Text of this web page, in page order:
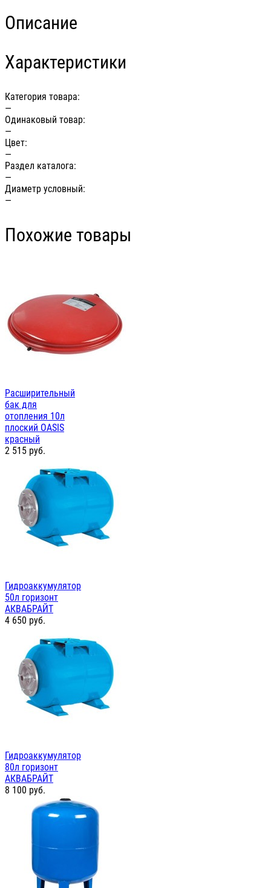
Описание
Характеристики
Категория товара:
—
Одинаковый товар:
—
Цвет:
—
Раздел каталога:
—
Диаметр условный:
—
Похожие товары
Расширительный
бак для
отопления 10л
плоский OASIS
красный
2 515 руб.
Гидроаккумулятор
50л горизонт
АКВАБРАЙТ
4 650 руб.
Гидроаккумулятор
80л горизонт
АКВАБРАЙТ
8 100 руб.